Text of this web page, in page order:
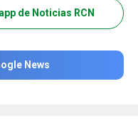
de Noticias RCN
News